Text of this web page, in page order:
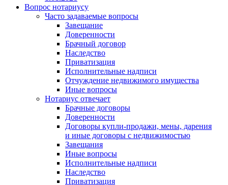
Вопрос нотариусу
Часто задаваемые вопросы
Завещание
Доверенности
Брачный договор
Наследство
Приватизация
Исполнительные надписи
Отчуждение недвижимого имущества
Иные вопросы
Нотариус отвечает
Брачные договоры
Доверенности
Договоры купли-продажи, мены, дарения
и иные договоры с недвижимостью
Завещания
Иные вопросы
Исполнительные надписи
Наследство
Приватизация